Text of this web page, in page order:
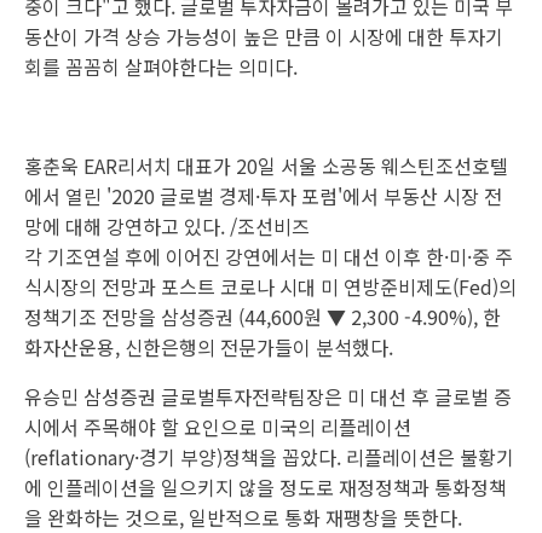
중이 크다"고 했다. 글로벌 투자자금이 몰려가고 있는 미국 부
동산이 가격 상승 가능성이 높은 만큼 이 시장에 대한 투자기
회를 꼼꼼히 살펴야한다는 의미다.
홍춘욱 EAR리서치 대표가 20일 서울 소공동 웨스틴조선호텔
에서 열린 '2020 글로벌 경제·투자 포럼'에서 부동산 시장 전
망에 대해 강연하고 있다. /조선비즈
각 기조연설 후에 이어진 강연에서는 미 대선 이후 한·미·중 주
식시장의 전망과 포스트 코로나 시대 미 연방준비제도(Fed)의
정책기조 전망을 삼성증권 (44,600원 ▼ 2,300 -4.90%), 한
화자산운용, 신한은행의 전문가들이 분석했다.
유승민 삼성증권 글로벌투자전략팀장은 미 대선 후 글로벌 증
시에서 주목해야 할 요인으로 미국의 리플레이션
(reflationary·경기 부양)정책을 꼽았다. 리플레이션은 불황기
에 인플레이션을 일으키지 않을 정도로 재정정책과 통화정책
을 완화하는 것으로, 일반적으로 통화 재팽창을 뜻한다.